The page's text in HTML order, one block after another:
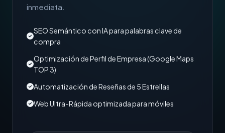
inmediata.
SEO Semántico con IA para palabras clave de
compra
Optimización de Perfil de Empresa (Google Maps
TOP 3)
Automatización de Reseñas de 5 Estrellas
Web Ultra-Rápida optimizada para móviles